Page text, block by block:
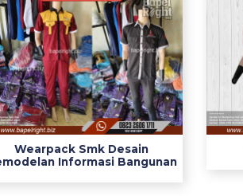
k
S
m
k
w
e
a
r
p
a
Wearpack Smk Desain
Informasi Bangunan